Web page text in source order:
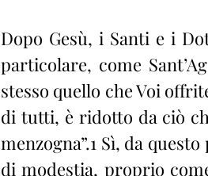
Dopo Gesù, i Santi e i
particolare, come
stesso quello che Voi
di tutti, è ridotto da ciò
menzogna”.1 Sì, da
di modestia, proprio